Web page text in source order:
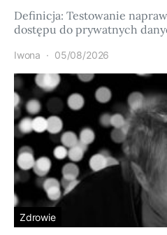
Definicja: Testowanie
dostępu do prywatnych
Iwona 05/08/2026
Zdrowie